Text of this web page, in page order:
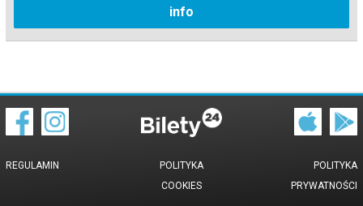
info
REGULAMIN
POLITYKA
PRYWATNOŚCI
POLITYKA
COOKIES